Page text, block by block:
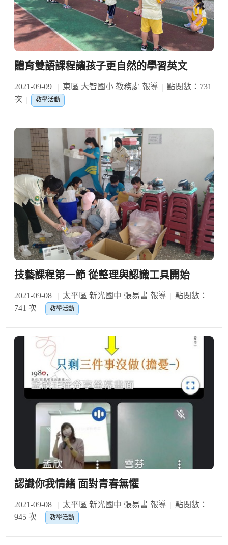
體育雙語課程讓孩子更自然的學習英文
2021-09-09 東區 大智國小 教務處 報導
點閱數：731
次
教學活動
技藝課程第一節 從整理與認識工具開始
2021-09-08 太平區 新光國中 張易書 報導
點閱數：
741 次
教學活動
認識你我情緒 面對青春無懼
2021-09-08 太平區 新光國中 張易書 報導
點閱數：
945 次
教學活動